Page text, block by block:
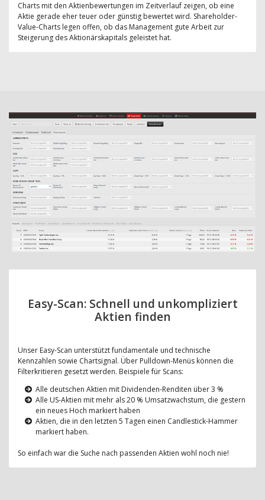
Charts mit den Aktienbewertungen im Zeitverlauf zeigen, ob eine
Aktie gerade eher teuer oder günstig bewertet wird. Shareholder-
Value-Charts legen offen, ob das Management gute Arbeit zur
Steigerung des Aktionärskapitals geleistet hat.
Easy-Scan: Schnell und unkompliziert
Aktien finden
Unser Easy-Scan unterstützt fundamentale und technische
Kennzahlen sowie Chartsignal. Über Pulldown-Menüs können die
Filterkritieren gesetzt werden. Beispiele für Scans:
Alle deutschen Aktien mit Dividenden-Renditen über 3 %
Alle US-Aktien mit mehr als 20 % Umsatzwachstum, die gestern
ein neues Hoch markiert haben
Aktien, die in den letzten 5 Tagen einen Candlestick-Hammer
markiert haben.
So einfach war die Suche nach passenden Aktien wohl noch nie!